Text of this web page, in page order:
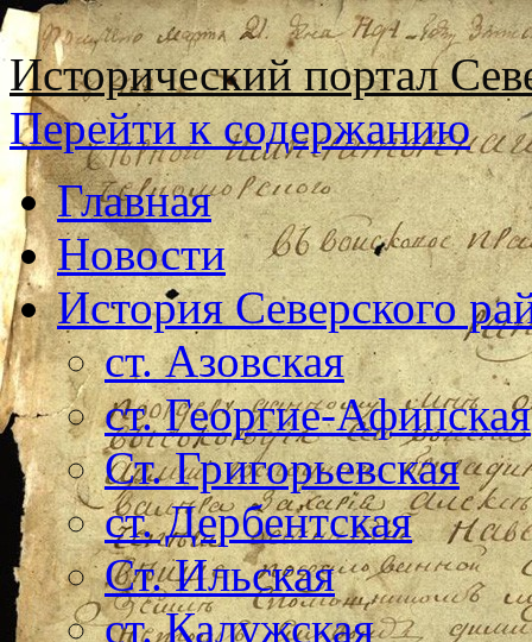
Исторический портал
Перейти к содержанию
Главная
Новости
История Северского
ст. Азовская
ст. Георгие-Афипская
Ст. Григорьевская
ст. Дербентская
Ст. Ильская
ст. Калужская